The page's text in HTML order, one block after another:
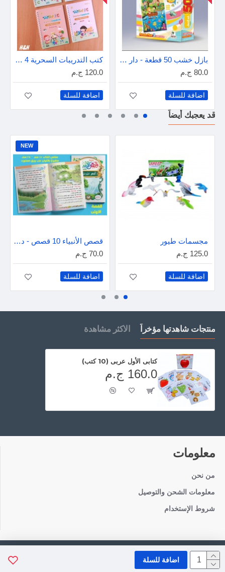
اضافة للسلة
بازل خشب 50 قطعة - دار عمار
80.0 ج.م
اضافة للسلة
كتب التدريبات السحرية 4 كتب - إنجليزى
120.0 ج.م
اضافة للسلة
قد يعجبك أيضاً
مجسمات طيور
125.0 ج.م
اضافة للسلة
NEW
قصص الأنبياء 10 قصص - دار عمار
70.0 ج.م
اضافة للسلة
منتجات شاهدتها مؤخراً الاكثر مشاهدة
كتابى الأول عربى (10 كتب)
160.0 ج.م
معلومات
من نحن
معلومات الشحن والتوصيل
شروط الإستخدام
Copyright © 2021, TotaToys, All Rights Reserved